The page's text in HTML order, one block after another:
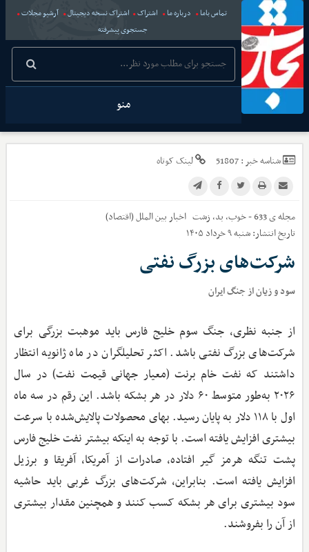
تماس باما درباره ما اشتراک اشتراک نسخه دیجیتال
آرشیو مجلات
جستجوی پیشرفته
منو
شناسه خبر :51807 لینک کوتاه
مجله ی 633 - خوب، بد، زشت اخباربین الملل (اقتصاد)
تاریخ انتشار:شنبه ۹ خرداد ۱۴۰۵
شرکت‌های بزرگ نفتی
سود و زیان از جنگ ایران
از جنبه نظری، جنگ سوم خلیج فارس باید موهبت بزرگی برای
شرکت‌های بزرگ نفتی باشد. اکثر تحلیلگران در ماه ژانویه انتظار
داشتند که نفت خام برنت (معیار جهانی قیمت نفت) در سال
۲۰۲۶ به‌طور متوسط ۶۰ دلار در هر بشکه باشد. این رقم در سه‌ ماه
اول با ۱۱۸ دلار به پایان رسید. بهای محصولات پالایش‌شده با سرعت
بیشتری افزایش یافته است. با توجه به اینکه بیشتر نفت خلیج فارس
پشت تنگه هرمز گیر افتاده، صادرات از آمریکا، آفریقا و برزیل
افزایش یافته است. بنابراین، شرکت‌های بزرگ غربی باید حاشیه
سود بیشتری برای هر بشکه کسب کنند و همچنین مقدار بیشتری
از آن را بفروشند.